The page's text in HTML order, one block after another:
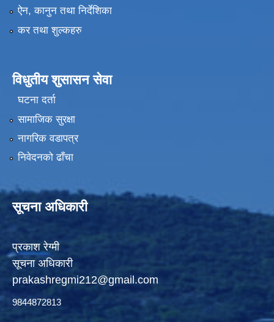
ऐन, कानुन तथा निर्देशिका
कर तथा शुल्कहरु
विधुतीय शुसासन सेवा
घटना दर्ता
सामाजिक सुरक्षा
नागरिक वडापत्र
निवेदनको ढाँचा
सूचना अधिकारी
प्रकाश रेग्मी
सूचना अधिकारी
prakashregmi212@gmail.com
9844872813